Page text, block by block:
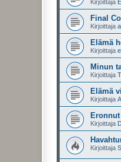
Kirjoittaja
Final
Kirjoittaja
Elämä
Kirjoittaja
Minun
Kirjoittaja
Elämä
Kirjoittaja
Eronnut
Kirjoittaja
Kirjoittaja